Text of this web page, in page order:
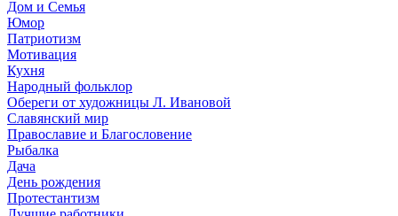
Дом и Семья
Юмор
Патриотизм
Мотивация
Кухня
Народный фольклор
Обереги от художницы Л. Ивановой
Славянский мир
Православие и Благословение
Рыбалка
Дача
День рождения
Протестантизм